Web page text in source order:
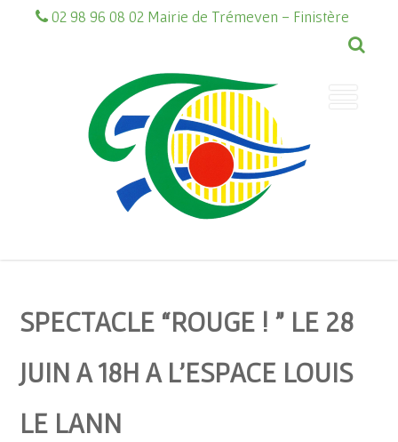
02 98 96 08 02 Mairie de Trémeven - Finistère
SPECTACLE “ROUGE ! ” LE 28
JUIN A 18H A L’ESPACE LOUIS
LE LANN